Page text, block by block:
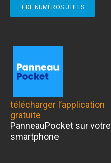
+ DE NUMÉROS UTILES
télécharger l’application
gratuite
PanneauPocket sur votre
smartphone